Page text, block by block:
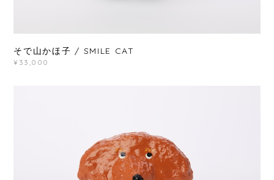
そで山かほ子 / SMILE CAT
¥33,000